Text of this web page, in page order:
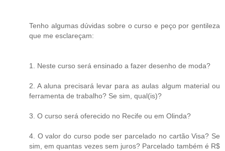
Tenho algumas dúvidas sobre o curso e peço por gentileza
que me esclareçam:
1. Neste curso será ensinado a fazer desenho de moda?
2. A aluna precisará levar para as aulas algum material ou
ferramenta de trabalho? Se sim, qual(is)?
3. O curso será oferecido no Recife ou em Olinda?
4. O valor do curso pode ser parcelado no cartão Visa? Se
sim, em quantas vezes sem juros? Parcelado também é R$